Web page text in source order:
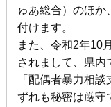
ゅあ総合）のほか
付けます。
また、令和2年10
されまして、県内
「配偶者暴力相
ずれも秘密は厳守